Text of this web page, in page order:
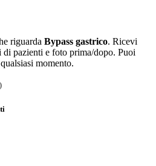
riguarda Bypass gastrico. Ricevi
pazienti e foto prima/dopo. Puoi
momento.